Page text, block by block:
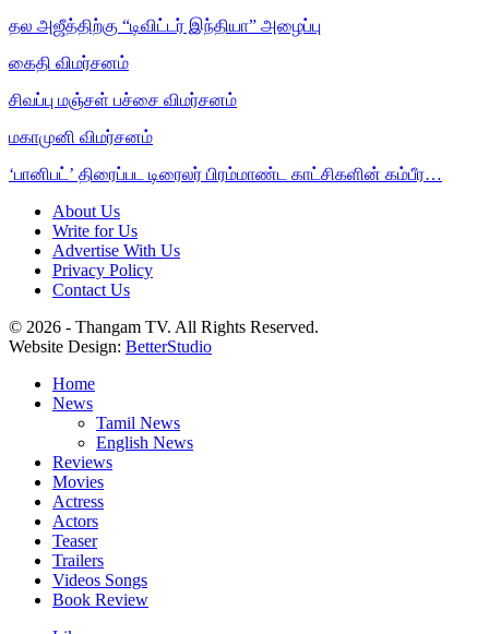
தல அஜீத்திற்கு “டிவிட்டர் இந்தியா” அழைப்பு
கைதி விமர்சனம்
சிவப்பு மஞ்சள் பச்சை விமர்சனம்
மகாமுனி விமர்சனம்
‘பானிபட்’ திரைப்பட டிரைலர் பிரம்மாண்ட காட்சிகளின் கம்பீர…
About Us
Write for Us
Advertise With Us
Privacy Policy
Contact Us
© 2026 - Thangam TV. All Rights Reserved.
Website Design: BetterStudio
Home
News
Tamil News
English News
Reviews
Movies
Actress
Actors
Teaser
Trailers
Videos Songs
Book Review